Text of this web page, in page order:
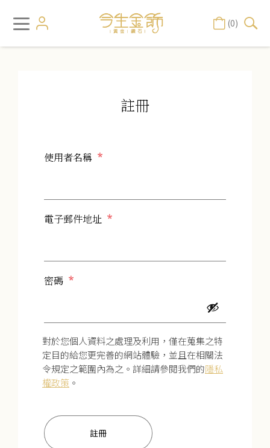
(0)
註冊
使用者名稱 *必填
電子郵件地址 *必填
密碼 *必填
對於您個人資料之處理及利用，僅在蒐集之特
定目的給您更完善的網站體驗，並且在相關法
令規定之範圍內為之。詳細請參閱我們的隱私
權政策 。
註冊